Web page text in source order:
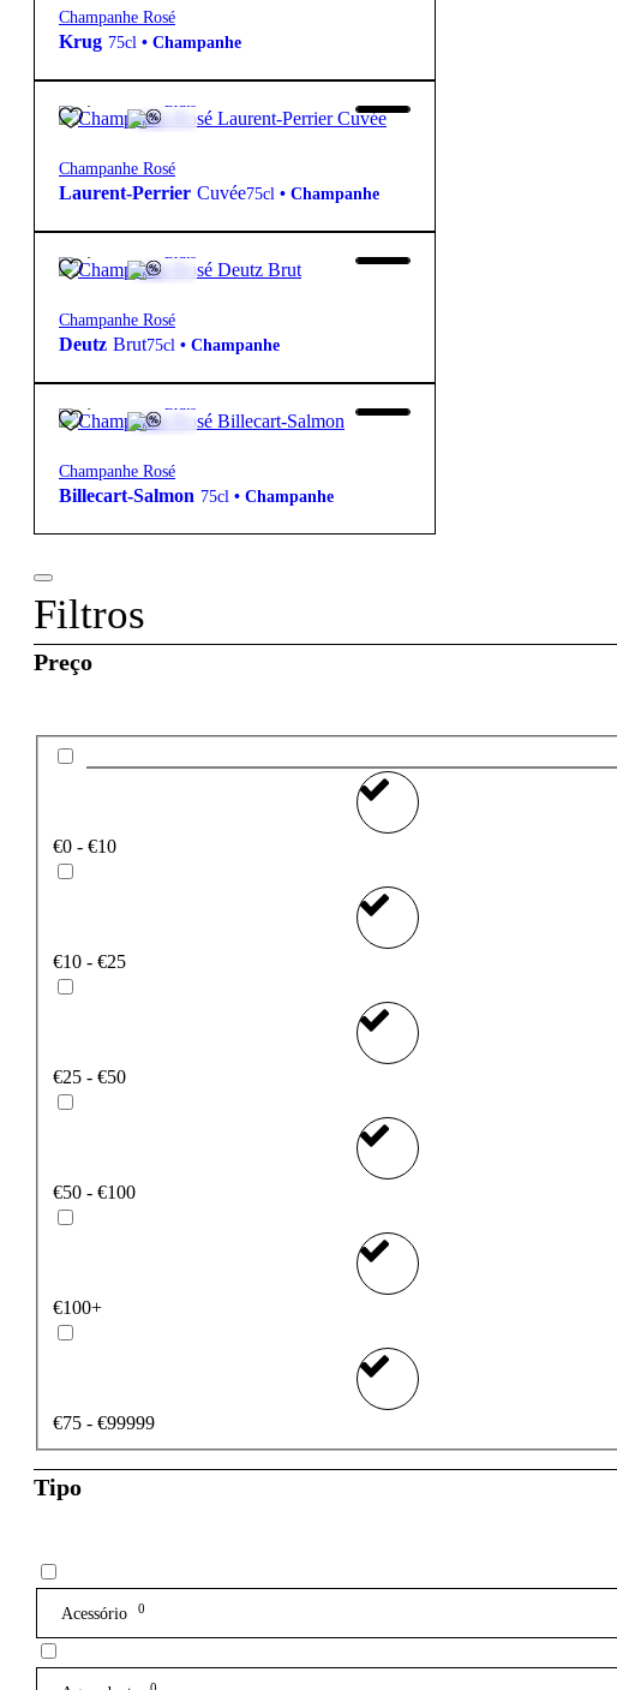
Champanhe Rosé
Krug 75cl • Champanhe
98,70€ Bruto
Champanhe Rosé
Laurent-Perrier Cuvée75cl • Champanhe
69,90€ Bruto
Champanhe Rosé
Deutz Brut75cl • Champanhe
90,90€ Bruto
Champanhe Rosé
Billecart-Salmon 75cl • Champanhe
Filtros
Preço
€0 - €10
€10 - €25
€25 - €50
€50 - €100
€100+
€75 - €99999
Tipo
Acessório 0